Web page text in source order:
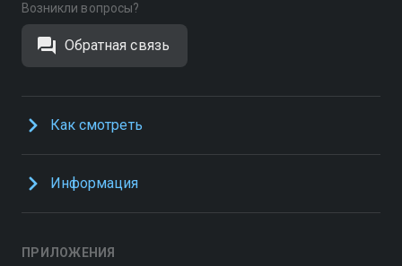
Возникли вопросы?
Обратная связь
Как смотреть
Информация
ПРИЛОЖЕНИЯ